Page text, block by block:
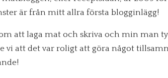
är från mitt allra första blogginlägg!
att laga mat och skriva och min man
vi att det var roligt att göra något